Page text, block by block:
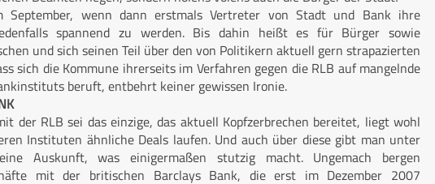
September, wenn dann erstmals Vertreter von Stadt und Bank ihre
spannend zu werden. Bis dahin heißt es für Bürger sowie
und sich seinen Teil über den von Politikern aktuell gern strapazierten
sich die Kommune ihrerseits im Verfahren gegen die RLB auf mangelnde
beruft, entbehrt keiner gewissen Ironie.
der RLB sei das einzige, das aktuell Kopfzerbrechen bereitet, liegt wohl
Instituten ähnliche Deals laufen. Und auch über diese gibt man unter
Auskunft, was einigermaßen stutzig macht. Ungemach bergen
mit der britischen Barclays Bank, die erst im Dezember 2007